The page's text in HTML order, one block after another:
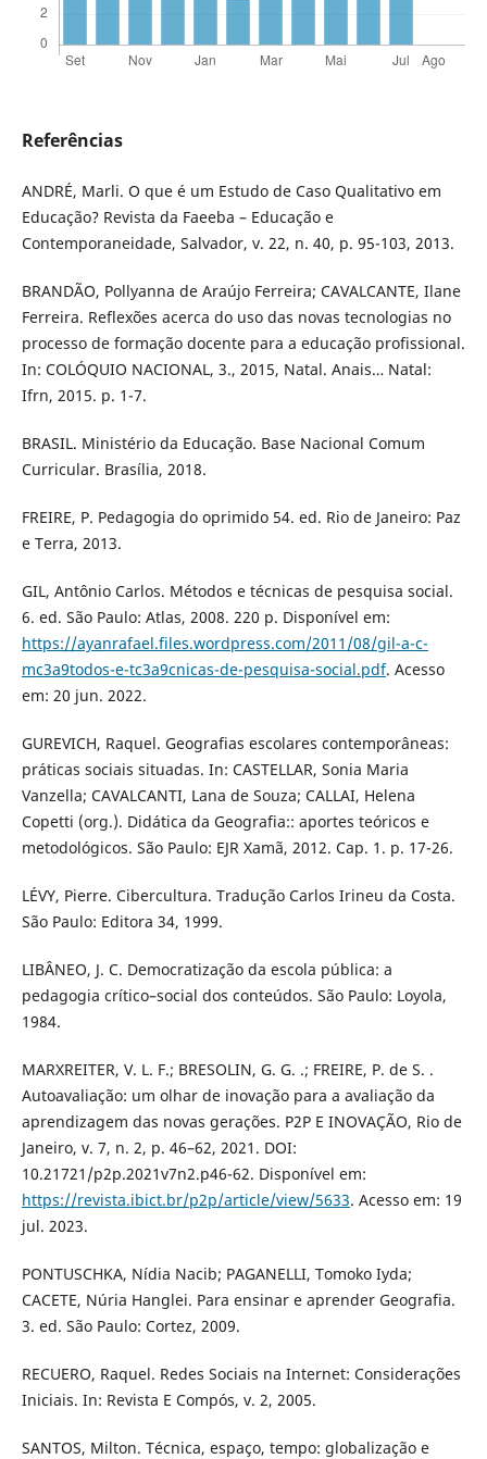
Referências
ANDRÉ, Marli. O que é um Estudo de Caso Qualitativo em
Educação? Revista da Faeeba – Educação e
Contemporaneidade, Salvador, v. 22, n. 40, p. 95-103, 2013.
BRANDÃO, Pollyanna de Araújo Ferreira; CAVALCANTE, Ilane
Ferreira. Reflexões acerca do uso das novas tecnologias no
processo de formação docente para a educação profissional.
In: COLÓQUIO NACIONAL, 3., 2015, Natal. Anais… Natal:
Ifrn, 2015. p. 1-7.
BRASIL. Ministério da Educação. Base Nacional Comum
Curricular. Brasília, 2018.
FREIRE, P. Pedagogia do oprimido 54. ed. Rio de Janeiro: Paz
e Terra, 2013.
GIL, Antônio Carlos. Métodos e técnicas de pesquisa social.
6. ed. São Paulo: Atlas, 2008. 220 p. Disponível em:
https://ayanrafael.files.wordpress.com/2011/08/gil-a-c-
mc3a9todos-e-tc3a9cnicas-de-pesquisa-social.pdf. Acesso
em: 20 jun. 2022.
GUREVICH, Raquel. Geografias escolares contemporâneas:
práticas sociais situadas. In: CASTELLAR, Sonia Maria
Vanzella; CAVALCANTI, Lana de Souza; CALLAI, Helena
Copetti (org.). Didática da Geografia:: aportes teóricos e
metodológicos. São Paulo: EJR Xamã, 2012. Cap. 1. p. 17-26.
LÉVY, Pierre. Cibercultura. Tradução Carlos Irineu da Costa.
São Paulo: Editora 34, 1999.
LIBÂNEO, J. C. Democratização da escola pública: a
pedagogia crítico–social dos conteúdos. São Paulo: Loyola,
1984.
MARXREITER, V. L. F.; BRESOLIN, G. G. .; FREIRE, P. de S. .
Autoavaliação: um olhar de inovação para a avaliação da
aprendizagem das novas gerações. P2P E INOVAÇÃO, Rio de
Janeiro, v. 7, n. 2, p. 46–62, 2021. DOI:
10.21721/p2p.2021v7n2.p46-62. Disponível em:
https://revista.ibict.br/p2p/article/view/5633. Acesso em: 19
jul. 2023.
PONTUSCHKA, Nídia Nacib; PAGANELLI, Tomoko Iyda;
CACETE, Núria Hanglei. Para ensinar e aprender Geografia.
3. ed. São Paulo: Cortez, 2009.
RECUERO, Raquel. Redes Sociais na Internet: Considerações
Iniciais. In: Revista E Compós, v. 2, 2005.
SANTOS, Milton. Técnica, espaço, tempo: globalização e